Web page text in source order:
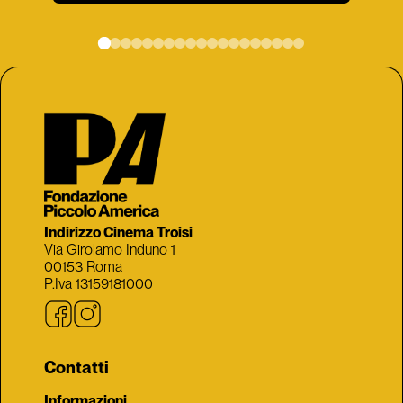
Indirizzo Cinema Troisi
Via Girolamo Induno 1
00153 Roma
P.Iva 13159181000
Contatti